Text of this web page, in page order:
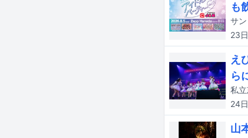
も
23日
え
ら
24日
山